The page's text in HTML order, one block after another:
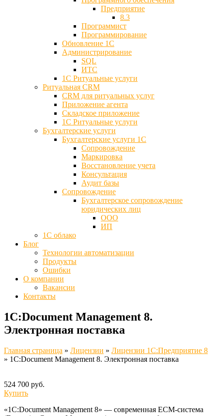
Предприятие
8.3
Программист
Программирование
Обновление 1С
Администрирование
SQL
ИТС
1С Ритуальные услуги
Ритуальная CRM
CRM для ритуальных услуг
Приложение агента
Складское приложение
1С Ритуальные услуги
Бухгалтерские услуги
Бухгалтерские услуги 1С
Сопровождение
Маркировка
Восстановление учета
Консультация
Аудит базы
Cопровождение
Бухгалтерское сопровождение
юридических лиц
ООО
ИП
1С облако
Блог
Технологии автоматизации
Продукты
Ошибки
О компании
Вакансии
Контакты
1С:Document Management 8.
Электронная поставка
Главная страница » Лицензии » Лицензии 1C:Предприятие 8
» 1С:Document Management 8. Электронная поставка
524 700 руб.
Купить
«1С:Document Management 8» — современная ECM-система